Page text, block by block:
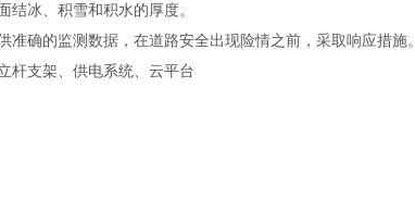
结冰、积雪和积水的厚度。
确的监测数据，在道路安全出现险情之前，采取响应措施。
杆支架、供电系统、云平台